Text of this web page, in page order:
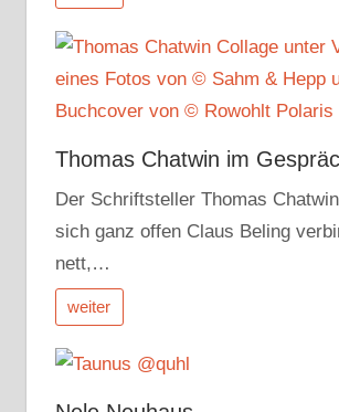
Thomas Chatwin im
Der Schriftsteller Thomas
sich ganz offen Claus Beling
nett,…
weiter